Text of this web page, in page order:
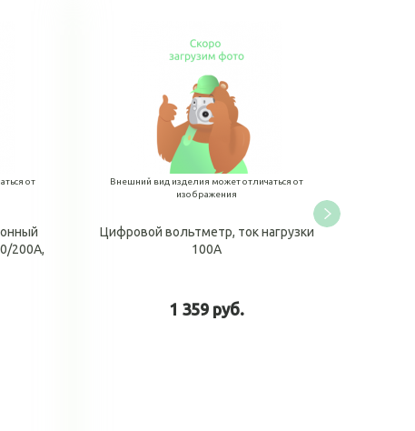
от
200А,
Внешний вид изделия может отличаться от
изображения
Цифровой вольтметр, ток нагрузки
100А
1 359 руб.